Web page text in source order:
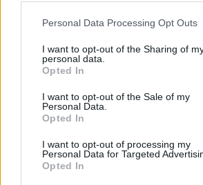
Personal Data Processing Opt Outs
I want to opt-out of the Sharing of
personal data.
Opted In
I want to opt-out of the Sale of my
Personal Data.
Opted In
I want to opt-out of processing my
Personal Data for Targeted
Opted In
Ειδικότερα, πρωινές
(20-07-2023) ο 29χρονος
παρουσιάστηκε
Διεύθυνση Ασφάλειας
όπου ομολόγησε διάπραξη
ανθρωποκτονίας και